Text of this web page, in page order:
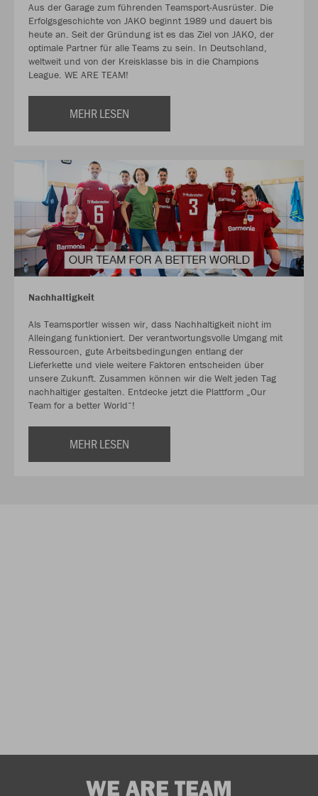
Aus der Garage zum führenden Teamsport-Ausrüster. Die
Erfolgsgeschichte von JAKO beginnt 1989 und dauert bis
heute an. Seit der Gründung ist es das Ziel von JAKO, der
optimale Partner für alle Teams zu sein. In Deutschland,
weltweit und von der Kreisklasse bis in die Champions
League. WE ARE TEAM!
MEHR LESEN
Nachhaltigkeit
Als Teamsportler wissen wir, dass Nachhaltigkeit nicht im
Alleingang funktioniert. Der verantwortungsvolle Umgang mit
Ressourcen, gute Arbeitsbedingungen entlang der
Lieferkette und viele weitere Faktoren entscheiden über
unsere Zukunft. Zusammen können wir die Welt jeden Tag
nachhaltiger gestalten. Entdecke jetzt die Plattform „Our
Team for a better World“!
MEHR LESEN
WE ARE TEAM